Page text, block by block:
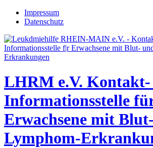
Jump to navigation
Impressum
Datenschutz
LHRM e.V.
Informationsstelle
Erwachsene mit
Lymphom-